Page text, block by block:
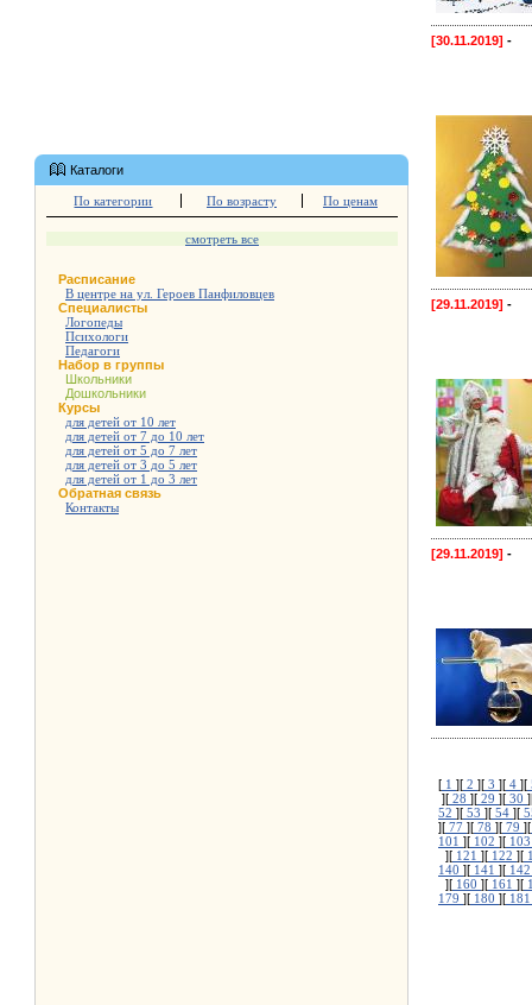
Каталоги
По категории По возрасту По ценам
смотреть все
Расписание
В центре на ул. Героев Панфиловцев
Специалисты
Логопеды
Психологи
Педагоги
Набор в группы
Школьники
Дошкольники
Курсы
для детей от 10 лет
для детей от 7 до 10 лет
для детей от 5 до 7 лет
для детей от 3 до 5 лет
для детей от 1 до 3 лет
Обратная связь
Контакты
[30.11.2019] -
[29.11.2019] -
[29.11.2019] -
[ 1 ][ 2 ][ 3 ][ 4 ][
][ 28 ][ 29 ][ 30
52 ][ 53 ][ 54 ][
][ 77 ][ 78 ][ 79 ][
101 ][ 102 ][
][ 121 ][ 122 ][
140 ][ 141 ][
][ 160 ][ 161 ][
179 ][ 180 ][